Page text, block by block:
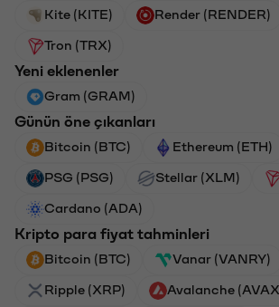
Kite (KITE) Render (RENDER)
Tron (TRX)
Yeni eklenenler
Gram (GRAM)
Günün öne çıkanları
Bitcoin (BTC) Ethereum (ETH)
PSG (PSG) Stellar (XLM)
Cardano (ADA)
Kripto para fiyat tahminleri
Bitcoin (BTC) Vanar (VANRY)
Ripple (XRP) Avalanche